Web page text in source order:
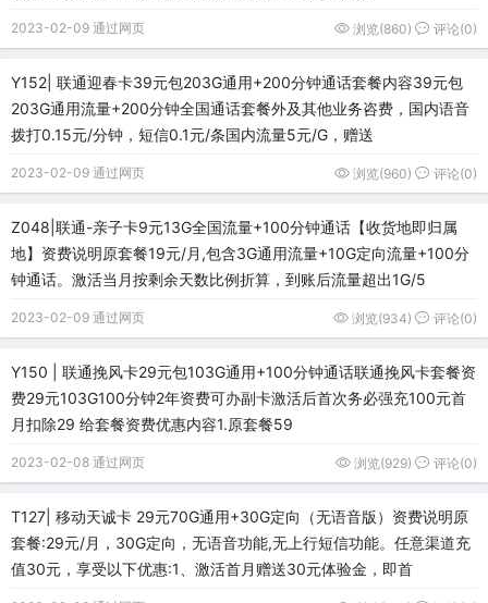
2023-02-09 通过网页 浏览(860) 评论(0)
Y152| 联通迎春卡39元包203G通用+200分钟通话套餐内容39元包
203G通用流量+200分钟全国通话套餐外及其他业务咨费，国内语音
拨打0.15元/分钟，短信0.1元/条国内流量5元/G，赠送
2023-02-09 通过网页 浏览(960) 评论(0)
Z048|联通-亲子卡9元13G全国流量+100分钟通话【收货地即归属
地】资费说明原套餐19元/月,包含3G通用流量+10G定向流量+100分
钟通话。激活当月按剩余天数比例折算，到账后流量超出1G/5
2023-02-09 通过网页 浏览(934) 评论(0)
Y150 | 联通挽风卡29元包103G通用+100分钟通话联通挽风卡套餐资
费29元103G100分钟2年资费可办副卡激活后首次务必强充100元首
月扣除29 给套餐资费优惠内容1.原套餐59
2023-02-08 通过网页 浏览(929) 评论(0)
T127| 移动天诚卡 29元70G通用+30G定向（无语音版）资费说明原
套餐:29元/月，30G定向，无语音功能,无上行短信功能。任意渠道充
值30元，享受以下优惠:1、激活首月赠送30元体验金，即首